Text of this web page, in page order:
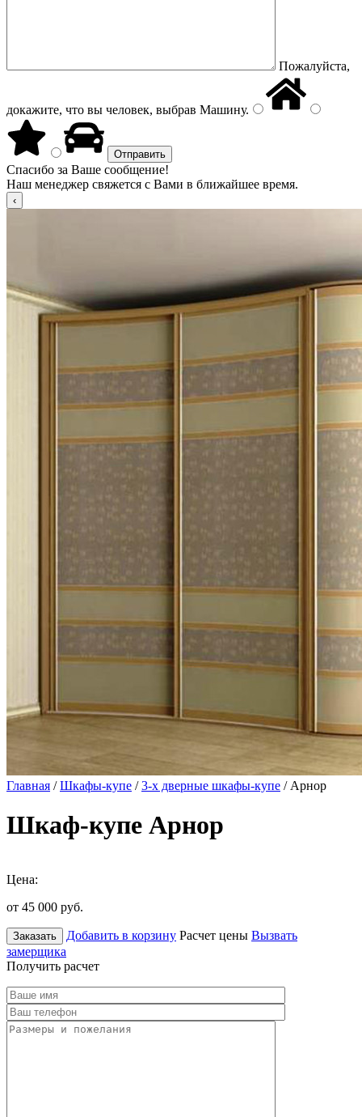
Пожалуйста,
докажите, что вы человек, выбрав Машину.
Спасибо за Ваше сообщение!
Наш менеджер свяжется с Вами в ближайшее время.
Главная /Шкафы-купе /3-х дверные шкафы-купе / Арнор
Шкаф-купе Арнор
Цена:
от 45 000 руб.
Заказать Добавить в корзину Расчет цены Вызвать
замерщика
Получить расчет